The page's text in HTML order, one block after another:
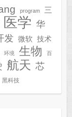
program
三
医学 华
发 微软 技术
环境 生物 百
航天 芯
黑科技